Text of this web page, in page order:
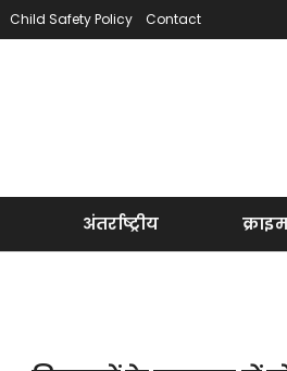
Child Safety Policy Contact
अंतर्राष्ट्रीय